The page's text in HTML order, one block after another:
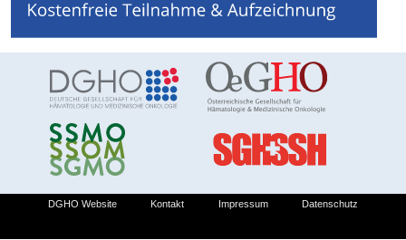
DGHO Website Kontakt Impressum Datenschutz